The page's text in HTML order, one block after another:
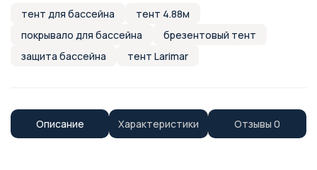
тент для бассейна
тент 4.88м
покрывало для бассейна
брезентовый тент
защита бассейна
тент Larimar
Описание Характеристики Отзывы 0